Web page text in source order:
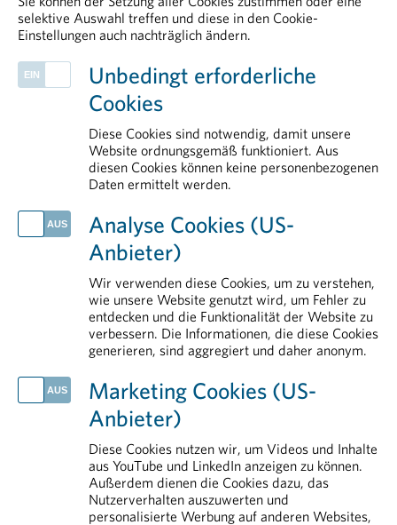
Plasmaproteine
Arzneimittelzulassung
Communications
European & International Affairs
Über uns
PHARMIG info 1 2026
Rauchstopp als starker Hebel für Gesundheit und Versorgung
Tag der Weltgesundheit: nicht ohne Medikamente
IM DETAIL
Rund um die Pharmaindustrie
Pharmareferenten
Rund um das Arzneimittel
Transparenz
Forschung & Entwicklung
selektive Auswahl treffen und diese in den Cookie-
Einstellungen auch nachträglich ändern.
Unbedingt erforderliche
Cookies
Diese Cookies sind notwendig, damit unsere
Website ordnungsgemäß funktioniert. Aus
diesen Cookies können keine personenbezogenen
Daten ermittelt werden.
Analyse Cookies (US-
Anbieter)
Wir verwenden diese Cookies, um zu verstehen,
wie unsere Website genutzt wird, um Fehler zu
entdecken und die Funktionalität der Website zu
verbessern. Die Informationen, die diese Cookies
generieren, sind aggregiert und daher anonym.
Marketing Cookies (US-
Anbieter)
Diese Cookies nutzen wir, um Videos und Inhalte
aus YouTube und LinkedIn anzeigen zu können.
Außerdem dienen die Cookies dazu, das
Nutzerverhalten auszuwerten und
personalisierte Werbung auf anderen Websites,